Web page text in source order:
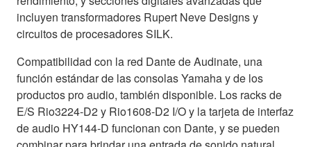
incluyen transformadores Rupert Neve Designs y
circuitos de procesadores SILK.
Compatibilidad con la red Dante de Audinate, una
función estándar de las consolas Yamaha y de los
productos pro audio, también disponible. Los racks de
E/S Rio3224-D2 y Rio1608-D2 I/O y la tarjeta de interfaz
de audio HY144-D funcionan con Dante, y se pueden